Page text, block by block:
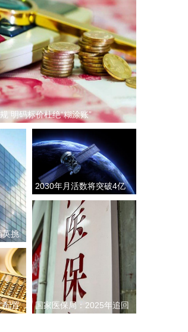
司使用自有资金通过集中竞价交
购完毕后将依法进行注销并减少
资金总额不低于2000万元
万元（含）。
日，浙江省委、省政府召开全省
白海豚”工作部署会议，对做好全
具体部署。 会议强调，要强化预
快报、多报”，多部门加密精细
应机制，全面覆盖重点群体；要
把握“时、度、效”，全面激
系，规范应急响应启动、会商研
要加强风险排查管控，做到“无漏
”，全覆盖排查管控各类安全隐
山塘水库、在建水利工程及海塘
动、小动”，检修加固各类水利
提前组织人员转移，做到“不漏一
分段完成各类风险区域人员转
，做到力量下沉、保障下倾，前
，配齐调试防汛救灾物资装备，
要从严从细管控重点船舶，摸清
明码标价杜绝“糊涂账”
英挑
配置
2030年月活数将突破4亿
手机卫星直连加速向消费
端普及
国家医保局：2025年追回